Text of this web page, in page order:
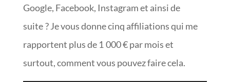
Google, Facebook, Instagram et ainsi de
suite ? Je vous donne cinq affiliations qui me
rapportent plus de 1 000 € par mois et
surtout, comment vous pouvez faire cela.